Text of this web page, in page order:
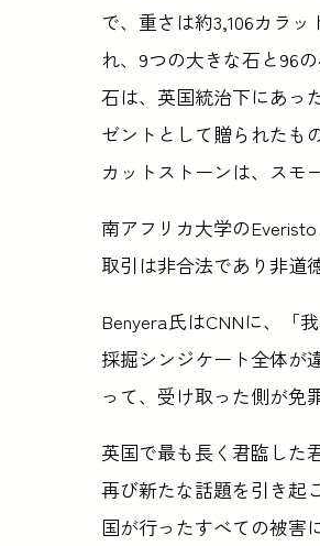
で、重さは約3,106カラ
れ、9つの大きな石と96
石は、英国統治下にあっ
ゼントとして贈られたも
カットストーンは、スモ
南アフリカ大学の
取引は非合法であり非道
Benyera氏はCNNに、「
採掘シンジケート全体が
って、受け取った側が免
英国で最も長く君臨した
再び新たな話題を引き起
国が行ったすべての被害